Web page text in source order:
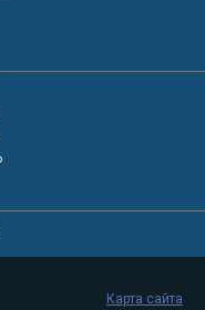
Карта сайта